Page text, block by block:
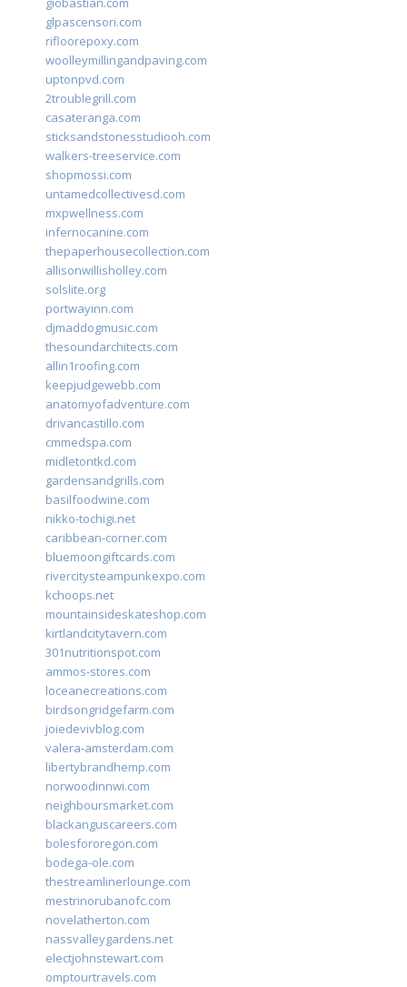
glpascensori.com
rifloorepoxy.com
woolleymillingandpaving.com
uptonpvd.com
2troublegrill.com
casateranga.com
sticksandstonesstudiooh.com
walkers-treeservice.com
shopmossi.com
untamedcollectivesd.com
mxpwellness.com
infernocanine.com
thepaperhousecollection.com
allisonwillisholley.com
solslite.org
portwayinn.com
djmaddogmusic.com
thesoundarchitects.com
allin1roofing.com
keepjudgewebb.com
anatomyofadventure.com
drivancastillo.com
cmmedspa.com
midletontkd.com
gardensandgrills.com
basilfoodwine.com
nikko-tochigi.net
caribbean-corner.com
bluemoongiftcards.com
rivercitysteampunkexpo.com
kchoops.net
mountainsideskateshop.com
kirtlandcitytavern.com
301nutritionspot.com
ammos-stores.com
loceanecreations.com
birdsongridgefarm.com
joiedevivblog.com
valera-amsterdam.com
libertybrandhemp.com
norwoodinnwi.com
neighboursmarket.com
blackanguscareers.com
bolesfororegon.com
bodega-ole.com
thestreamlinerlounge.com
mestrinorubanofc.com
novelatherton.com
nassvalleygardens.net
electjohnstewart.com
omptourtravels.com